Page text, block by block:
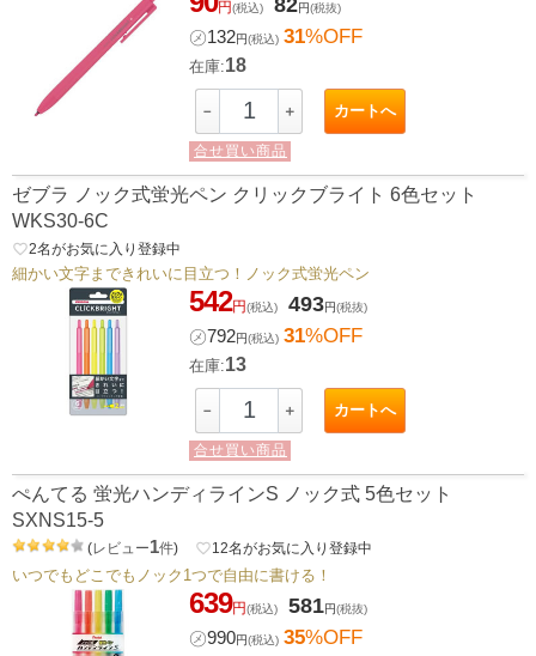
円(税込) 円(税抜)
㋱132円(税込) 31%OFF
在庫:18
－ ＋ カートへ
合せ買い商品
ゼブラ ノック式蛍光ペン クリックブライト 6色セット
WKS30-6C
favorite_border2名がお気に入り登録中
細かい文字まできれいに目立つ！ノック式蛍光ペン
542円(税込) 493円(税抜)
㋱792円(税込) 31%OFF
在庫:13
－ ＋ カートへ
合せ買い商品
ぺんてる 蛍光ハンディラインS ノック式 5色セット
SXNS15-5
(レビュー1件) favorite_border12名がお気に入り登録中
いつでもどこでもノック1つで自由に書ける！
639円(税込) 581円(税抜)
㋱990円(税込) 35%OFF